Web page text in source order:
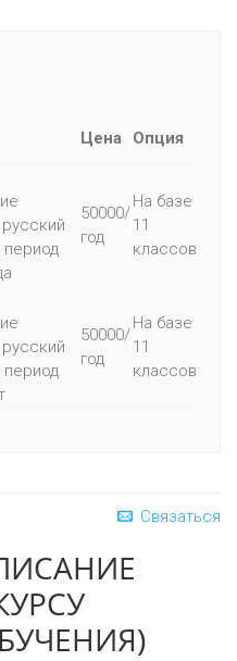
Цена Опция
период
50000/
год
На базе
11
классов
период
50000/
год
На базе
11
классов
Связаться